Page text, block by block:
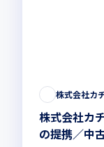
株式会社カ
株式会社カ
の提携／中